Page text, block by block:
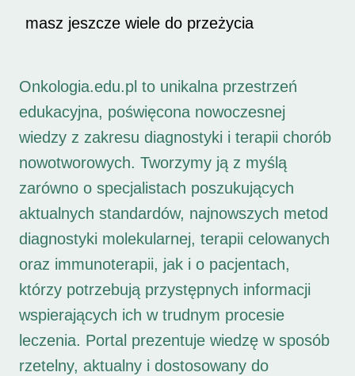
masz jeszcze wiele do przeżycia
Onkologia.edu.pl to unikalna przestrzeń
edukacyjna, poświęcona nowoczesnej
wiedzy z zakresu diagnostyki i terapii chorób
nowotworowych. Tworzymy ją z myślą
zarówno o specjalistach poszukujących
aktualnych standardów, najnowszych metod
diagnostyki molekularnej, terapii celowanych
oraz immunoterapii, jak i o pacjentach,
którzy potrzebują przystępnych informacji
wspierających ich w trudnym procesie
leczenia. Portal prezentuje wiedzę w sposób
rzetelny, aktualny i dostosowany do